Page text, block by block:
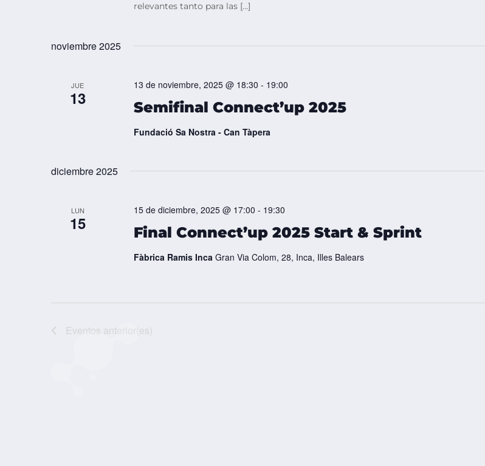
relevantes tanto para las […]
noviembre 2025
JUE
13 Semifinal Connect’up 2025
13 de noviembre, 2025 @ 18:30 - 19:00
Fundació Sa Nostra - Can Tàpera
diciembre 2025
LUN
15 Final Connect’up 2025 Start & Sprint
15 de diciembre, 2025 @ 17:00 - 19:30
Fàbrica Ramis Inca Gran Via Colom, 28, Inca, Illes Balears
Eventos anterior(es)